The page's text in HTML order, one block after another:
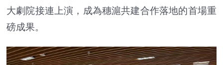
大劇院接連上演，成為穗滬共建合作落地的首場重
磅成果。